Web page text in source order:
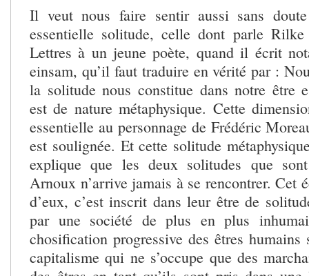
Il veut nous faire sentir aussi sans
essentielle solitude, celle dont parle Rilke
Lettres à un jeune poète, quand il écrit
einsam, qu’il faut traduire en vérité par :
la solitude nous constitue dans notre être
est de nature métaphysique. Cette
essentielle au personnage de Frédéric
est soulignée. Et cette solitude
explique que les deux solitudes que
Arnoux n’arrive jamais à se rencontrer. Cet
d’eux, c’est inscrit dans leur être de
par une société de plus en plus
chosification progressive des êtres humains
capitalisme qui ne s’occupe que des